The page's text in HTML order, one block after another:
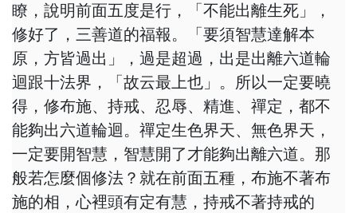
瞭，說明前面五度是行，「不能出離生死」，
修好了，三善道的福報。「要須智慧達解本
原，方皆過出」，過是超過，出是出離六道輪
迴跟十法界，「故云最上也」。所以一定要曉
得，修布施、持戒、忍辱、精進、禪定，都不
能夠出六道輪迴。禪定生色界天、無色界天，
一定要開智慧，智慧開了才能夠出離六道。那
般若怎麼個修法？就在前面五種，布施不著布
施的相，心裡頭有定有慧，持戒不著持戒的